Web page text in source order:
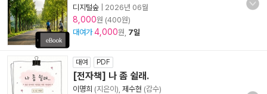
디지털숲
2026년 06월
8,000원 (400원)
대여가 4,000원, 7일
대여 PDF
[전자책] 나 좀 쉴래.
이명희 (지은이), 제수현 (감수)